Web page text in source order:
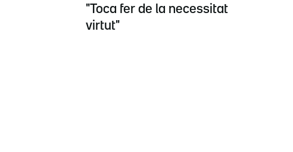
"Toca fer de la necessitat
virtut"